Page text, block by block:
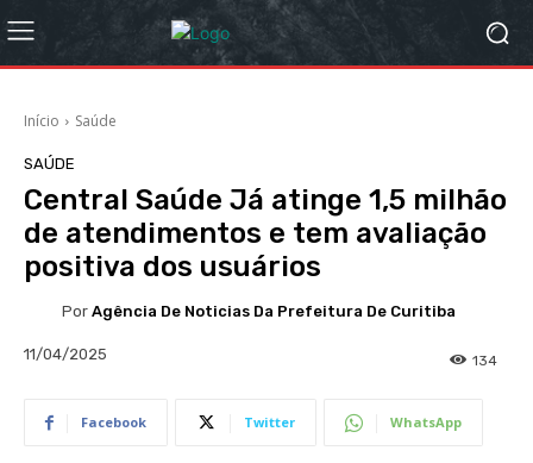
Início Saúde
SAÚDE
Central Saúde Já atinge 1,5 milhão
de atendimentos e tem avaliação
positiva dos usuários
Por Agência De Noticias Da Prefeitura De Curitiba
11/04/2025 134
Facebook Twitter WhatsApp